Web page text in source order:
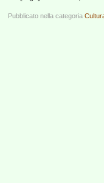
Pubblicato nella categoria